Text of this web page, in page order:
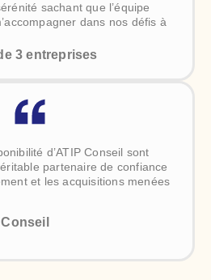
sachant que l’équipe
dans nos défis à
3 entreprises
d’ATIP Conseil sont
partenaire de confiance
et les acquisitions menées